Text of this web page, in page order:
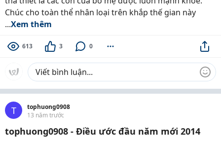
Chúc cho toàn thể nhân loại trên khắp thế gian này
...Xem thêm
613 3 0
T
tophuong0908
13 năm trước
tophuong0908 - Điều ước đầu năm mới 2014